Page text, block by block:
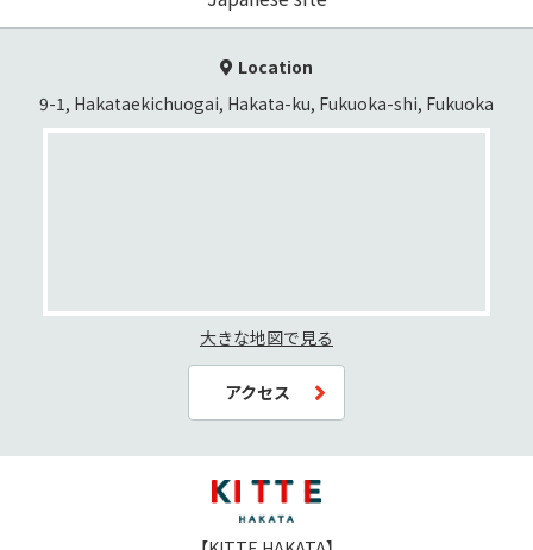
Location
9-1, Hakataekichuogai, Hakata-ku, Fukuoka-shi, Fukuoka
大きな地図で見る
アクセス